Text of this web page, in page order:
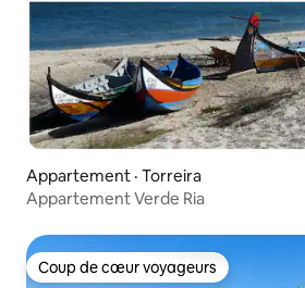
Appartement · Torreira
Appartement Verde Ria
Coup de cœur voyageurs
Coup de cœur voyageurs